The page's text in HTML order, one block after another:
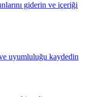
giderin ve içeriği
uyumluluğu kaydedin